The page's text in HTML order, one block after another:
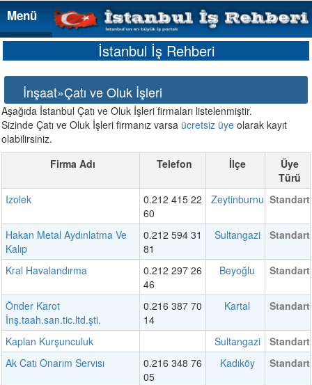
Menü
Menü
İstanbul İş Rehberi
İnşaat»Çatı ve Oluk İşleri
Aşağıda İstanbul Çatı ve Oluk İşleri firmaları listelenmiştir.
Sizinde Çatı ve Oluk İşleri firmanız varsa ücretsiz üye olarak kayıt
olabilirsiniz.
Firma Adı
Telefon İlçe
Üye
Türü
Izolek
0.212 415 22
60
Zeytinburnu Standart
Hakan Metal Aydınlatma Ve
Kalıp
0.212 594 31
81
Sultangazi Standart
Kral Havalandırma
0.212 297 26
46
Beyoğlu Standart
Önder Karot
İnş.taah.san.tic.ltd.şti.
0.216 387 70
14
Kartal Standart
Kaplan Kurşunculuk Sultangazi
Standart
Ak Catı Onarım Servısı
0.216 348 76
05
Kadıköy Standart